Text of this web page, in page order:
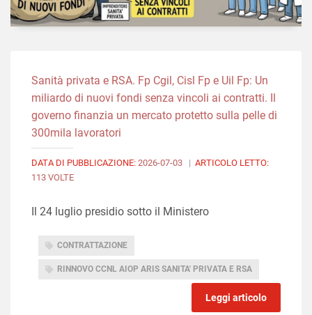
Sanità privata e RSA. Fp Cgil, Cisl Fp e Uil Fp: Un
miliardo di nuovi fondi senza vincoli ai contratti. Il
governo finanzia un mercato protetto sulla pelle di
300mila lavoratori
DATA DI PUBBLICAZIONE: 2026-07-03 | ARTICOLO LETTO:
113 VOLTE
Il 24 luglio presidio sotto il Ministero
CONTRATTAZIONE
RINNOVO CCNL AIOP ARIS SANITA' PRIVATA E RSA
Leggi articolo